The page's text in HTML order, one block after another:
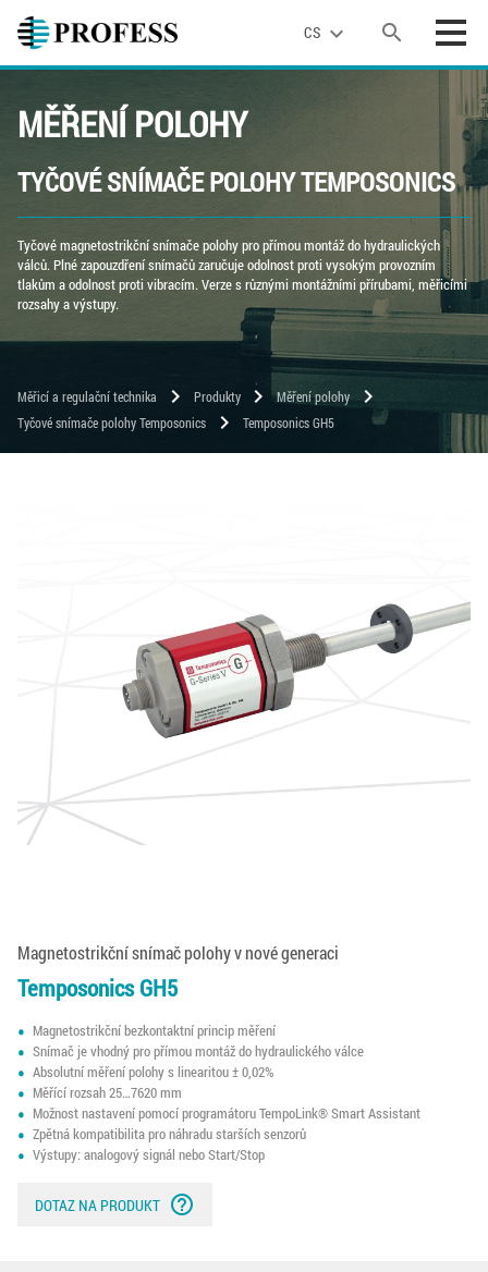
CS expand_more search
MĚŘENÍ POLOHY
TYČOVÉ SNÍMAČE POLOHY TEMPOSONICS
Tyčové magnetostrikční snímače polohy pro přímou montáž do hydraulických
válců. Plné zapouzdření snímačů zaručuje odolnost proti vysokým provozním
tlakům a odolnost proti vibracím. Verze s různými montážními přírubami, měřicími
rozsahy a výstupy.
Měřicí a regulační technika chevron_right Produkty chevron_right Měření polohy chevron_right
Tyčové snímače polohy Temposonics chevron_right Temposonics GH5
Magnetostrikční snímač polohy v nové generaci
Temposonics GH5
Magnetostrikční bezkontaktní princip měření
Snímač je vhodný pro přímou montáž do hydraulického válce
Absolutní měření polohy s linearitou ± 0,02%
Měřící rozsah 25…7620 mm
Možnost nastavení pomocí programátoru TempoLink® Smart Assistant
Zpětná kompatibilita pro náhradu starších senzorů
Výstupy: analogový signál nebo Start/Stop
DOTAZ NA PRODUKT help_outline